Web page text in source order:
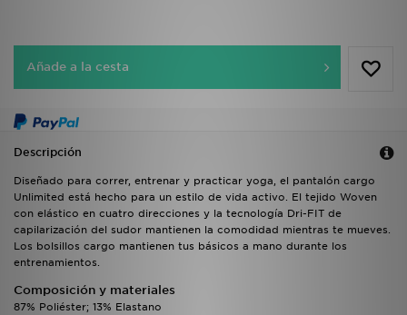
Añade a la cesta
Descripción
Diseñado para correr, entrenar y practicar yoga, el pantalón cargo
Unlimited está hecho para un estilo de vida activo. El tejido Woven
con elástico en cuatro direcciones y la tecnología Dri-FIT de
capilarización del sudor mantienen la comodidad mientras te mueves.
Los bolsillos cargo mantienen tus básicos a mano durante los
entrenamientos.
Composición y materiales
87% Poliéster; 13% Elastano